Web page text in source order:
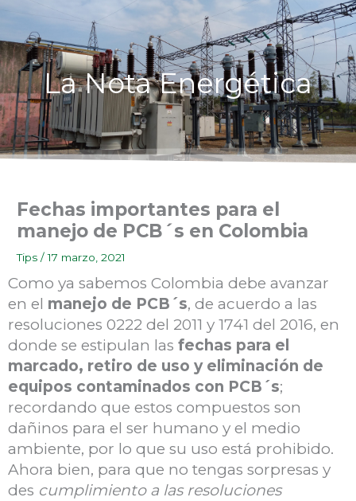
Ir
contenido
La Nota Energética
Fechas importantes para el
manejo de PCB´s en Colombia
Tips /17 marzo, 2021
Como ya sabemos Colombia debe avanzar
en el manejo de PCB´s, de acuerdo a las
resoluciones 0222 del 2011 y 1741 del 2016, en
donde se estipulan las fechas para el
marcado, retiro de uso y eliminación de
equipos contaminados con PCB´s;
recordando que estos compuestos son
dañinos para el ser humano y el medio
ambiente, por lo que su uso está prohibido.
Ahora bien, para que no tengas sorpresas y
des cumplimiento a las resoluciones